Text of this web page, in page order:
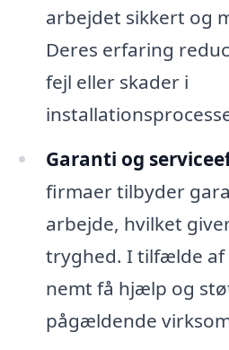
arbejdet sikkert og
Deres erfaring
fejl eller skader i
Garanti og
firmaer tilbyder
arbejde, hvilket
tryghed. I tilfælde af
nemt få hjælp og
pågældende